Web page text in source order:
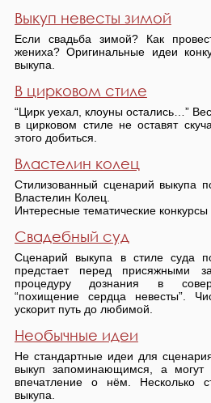
Выкуп невесты зимой
Если свадьба зимой? Как
жениха? Оригинальные идеи
выкупа.
В цирковом стиле
“Цирк уехал, клоуны остались…”
в цирковом стиле не оставят
этого добиться.
Властелин колец
Стилизованный сценарий выкупа
Властелин Колец.
Интересные тематические
Свадебный суд
Сценарий выкупа в стиле суда
предстает перед присяжными
процедуру дознания в
“похищение сердца невесты”.
ускорит путь до любимой.
Необычные идеи
Не стандартные идеи для
выкуп запоминающимся, а могут
впечатление о нём. Несколько
выкупа.